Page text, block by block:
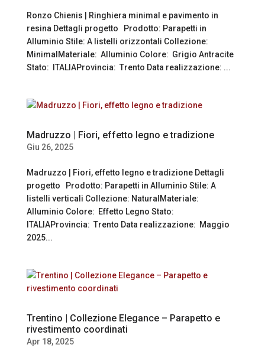
Ronzo Chienis | Ringhiera minimal e pavimento in
resina Dettagli progetto Prodotto: Parapetti in
Alluminio Stile: A listelli orizzontali Collezione:
MinimalMateriale: Alluminio Colore: Grigio Antracite
Stato: ITALIAProvincia: Trento Data realizzazione: ...
Madruzzo | Fiori, effetto legno e tradizione
Giu 26, 2025
Madruzzo | Fiori, effetto legno e tradizione Dettagli
progetto Prodotto: Parapetti in Alluminio Stile: A
listelli verticali Collezione: NaturalMateriale:
Alluminio Colore: Effetto Legno Stato:
ITALIAProvincia: Trento Data realizzazione: Maggio
2025...
Trentino | Collezione Elegance – Parapetto e
rivestimento coordinati
Apr 18, 2025